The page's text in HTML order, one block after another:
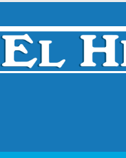
Skip
content